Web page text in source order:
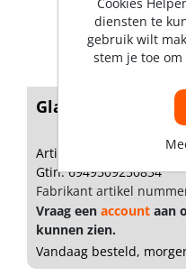
Glas/tegelboor
Artikelnummer: 1890101
Gtin: 6949509250834
Fabrikant artikel
Vraag een account aan
kunnen zien.
Vandaag besteld,
diensten te
gebruik wilt
stem je toe